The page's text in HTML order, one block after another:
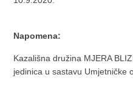
Napomena:
Kazališna družina MJERA
jedinica u sastavu Umjetničke